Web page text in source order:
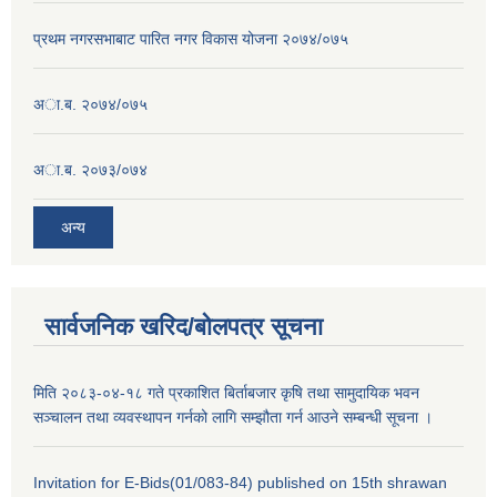
प्रथम नगरसभाबाट पारित नगर विकास योजना २०७४/०७५
अा.ब. २०७४/०७५
अा.ब. २०७३/०७४
अन्य
सार्वजनिक खरिद/बोलपत्र सूचना
मिति २०८३-०४-१८ गते प्रकाशित बिर्ताबजार कृषि तथा सामुदायिक भवन
सञ्चालन तथा व्यवस्थापन गर्नको लागि सम्झौता गर्न आउने सम्बन्धी सूचना ।
Invitation for E-Bids(01/083-84) published on 15th shrawan